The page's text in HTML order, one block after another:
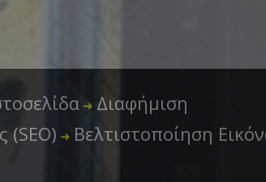
➜ Διαφήμιση
(SEO) ➜ Βελτιστοποίηση